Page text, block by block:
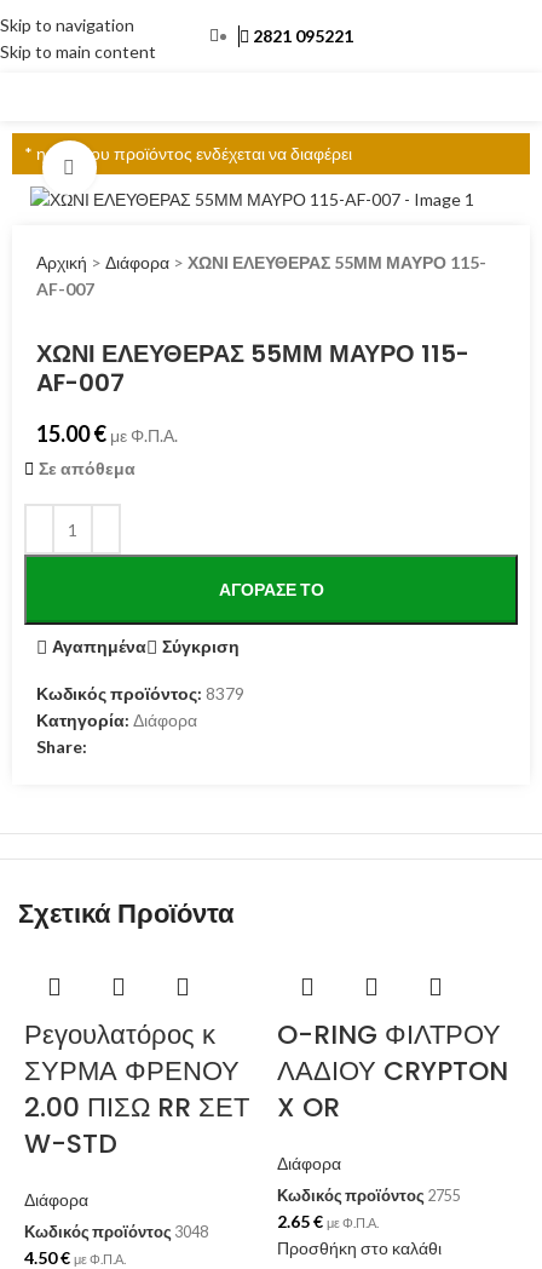
Skip to navigation
Skip to main content
2821 095221
* η τιμή του προϊόντος ενδέχεται να διαφέρει
Click to enlarge
Αρχική > Διάφορα > ΧΩΝΙ ΕΛΕΥΘΕΡΑΣ 55ΜΜ ΜΑΥΡΟ 115-
AF-007
ΧΩΝΙ ΕΛΕΥΘΕΡΑΣ 55ΜΜ ΜΑΥΡΟ 115-
AF-007
15.00€ με Φ.Π.Α.
Σε απόθεμα
ΑΓΌΡΑΣΕ ΤΟ
Αγαπημένα Σύγκριση
Κωδικός προϊόντος: 8379
Κατηγορία: Διάφορα
Share:
Σχετικά Προϊόντα
Ρεγουλατόρος κ
ΣΥΡΜΑ ΦΡΕΝΟΥ
2.00 ΠΙΣΩ RR ΣΕΤ
W-STD
Διάφορα
Κωδικός προϊόντος 3048
4.50€ με Φ.Π.Α.
O-RING ΦΙΛΤΡΟΥ
ΛΑΔΙΟΥ CRYPTON
X OR
Διάφορα
Κωδικός προϊόντος 2755
2.65€ με Φ.Π.Α.
Προσθήκη στο καλάθι